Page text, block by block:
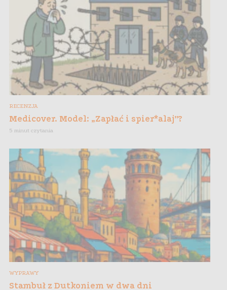
RECENZJA
Medicover. Model: „Zapłać i spier*alaj”?
5 minut czytania
WYPRAWY
Stambuł z Dutkoniem w dwa dni